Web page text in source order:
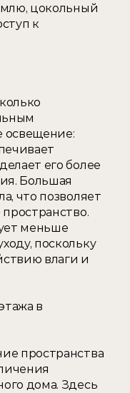
цокольный
к
освещение:
его более
Большая
что позволяет
меньше
поскольку
влаги и
в
дома. Здесь